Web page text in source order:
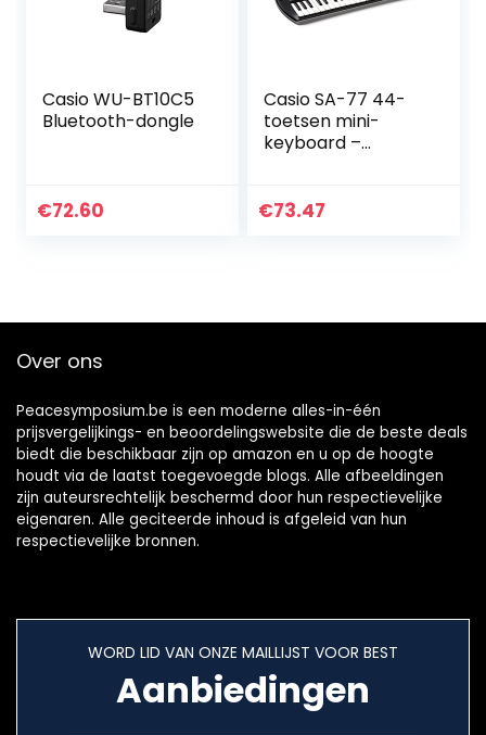
Casio WU-BT10C5
Bluetooth-dongle
€72.60
Casio SA-77 44-
toetsen mini-
keyboard –
piano voor
luidsprekers, zwart
€73.47
Over ons
Peacesymposium.be is een moderne alles-in-één
prijsvergelijkings- en beoordelingswebsite die de beste deals
biedt die beschikbaar zijn op amazon en u op de hoogte
houdt via de laatst toegevoegde blogs. Alle afbeeldingen
zijn auteursrechtelijk beschermd door hun respectievelijke
eigenaren. Alle geciteerde inhoud is afgeleid van hun
respectievelijke bronnen.
WORD LID VAN ONZE MAILLIJST VOOR BEST
Aanbiedingen